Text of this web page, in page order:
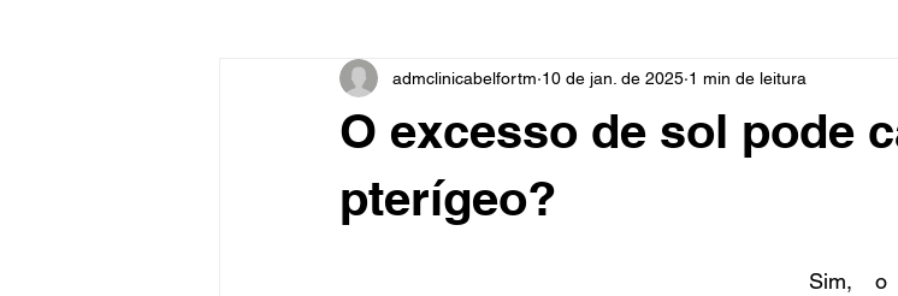
O excesso de sol pode
pterígeo?
admclinicabelfortm 10 de jan. de 2025 1 min de leitura
Sim, o